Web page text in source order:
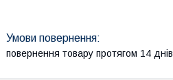
повернення товару протягом 14 днів